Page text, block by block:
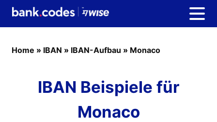
Home » IBAN » IBAN-Aufbau » Monaco
IBAN Beispiele für
Monaco